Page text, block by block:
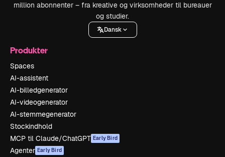
million abonnenter – fra kreative og virksomheder til bureauer
og studier.
Dansk
Produkter
Spaces
AI-assistent
AI-billedgenerator
AI-videogenerator
AI-stemmegenerator
Stockindhold
MCP til Claude/ChatGPT Early Bird
Agenter Early Bird